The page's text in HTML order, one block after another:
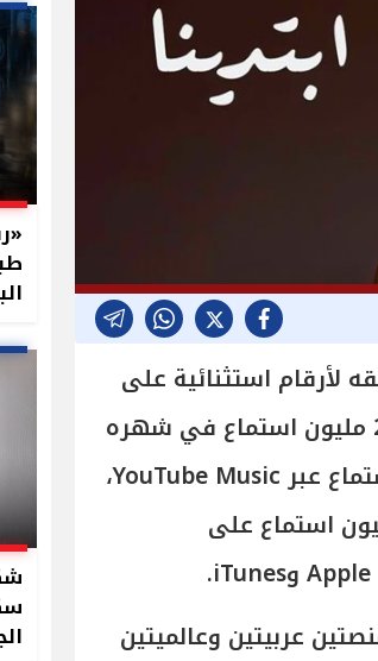
لأرقام استثنائية على
منصات الاستماع الرقمية، حيث تجاوز حاجز 200 مليون استماع في شهره
الأول فقط، موزعة بين أكثر من 104 ملايين استماع عبر YouTube Music،
عبر منصة أنغامي، وأكثر من 30 مليون استماع على
عربيتين وعالميتين